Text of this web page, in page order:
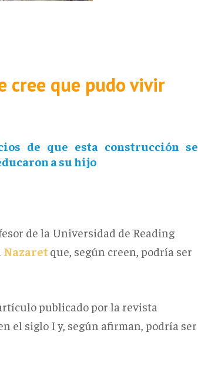
cree que pudo vivir
de que esta construcción se
a su hijo
de la Universidad de Reading
Nazaret que, según creen, podría ser
publicado por la revista
el siglo I y, según afirman, podría ser